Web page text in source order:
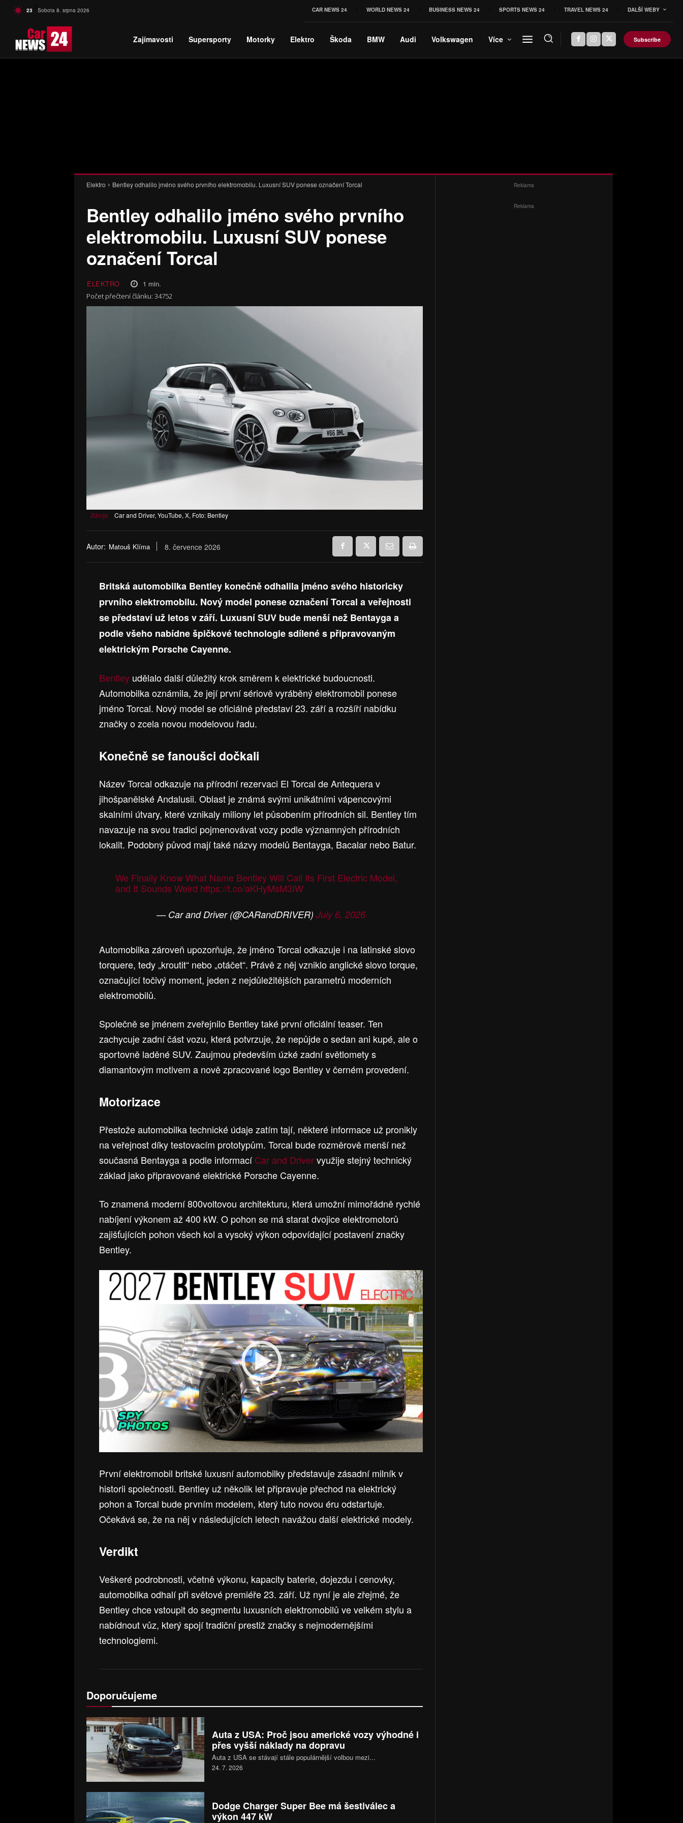
23 C Czech
Sobota 8. srpna 2026 CAR NEWS 24 WORLD NEWS 24 BUSINESS NEWS 24 SPORTS NEWS 24 TRAVEL NEWS 24 DALŠÍ WEBY
Zajímavosti Supersporty Motorky Elektro Škoda BMW Audi Volkswagen Více Subscribe
Elektro Bentley odhalilo jméno svého prvního elektromobilu. Luxusní SUV ponese označení Torcal
Bentley odhalilo jméno svého prvního
elektromobilu. Luxusní SUV ponese
označení Torcal
ELEKTRO 1 min.
Počet přečtení článku: 34752
Zdroje: Car and Driver, YouTube, X, Foto: Bentley
Autor: Matouš Klíma 8. července 2026
Britská automobilka Bentley konečně odhalila jméno svého historicky
prvního elektromobilu. Nový model ponese označení Torcal a veřejnosti
se představí už letos v září. Luxusní SUV bude menší než Bentayga a
podle všeho nabídne špičkové technologie sdílené s připravovaným
elektrickým Porsche Cayenne.
Bentley udělalo další důležitý krok směrem k elektrické budoucnosti.
Automobilka oznámila, že její první sériově vyráběný elektromobil ponese
jméno Torcal. Nový model se oficiálně představí 23. září a rozšíří nabídku
značky o zcela novou modelovou řadu.
Konečně se fanoušci dočkali
Název Torcal odkazuje na přírodní rezervaci El Torcal de Antequera v
jihošpanělské Andalusii. Oblast je známá svými unikátními vápencovými
skalními útvary, které vznikaly miliony let působením přírodních sil. Bentley tím
navazuje na svou tradici pojmenovávat vozy podle významných přírodních
lokalit. Podobný původ mají také názvy modelů Bentayga, Bacalar nebo Batur.
We Finally Know What Name Bentley Will Call Its First Electric Model,
and It Sounds Weird https://t.co/aKHyMsM3IW
— Car and Driver (@CARandDRIVER)July 6, 2026
Automobilka zároveň upozorňuje, že jméno Torcal odkazuje i na latinské slovo
torquere, tedy „kroutit“ nebo „otáčet“. Právě z něj vzniklo anglické slovo torque,
označující točivý moment, jeden z nejdůležitějších parametrů moderních
elektromobilů.
Společně se jménem zveřejnilo Bentley také první oficiální teaser. Ten
zachycuje zadní část vozu, která potvrzuje, že nepůjde o sedan ani kupé, ale o
sportovně laděné SUV. Zaujmou především úzké zadní světlomety s
diamantovým motivem a nově zpracované logo Bentley v černém provedení.
Motorizace
Přestože automobilka technické údaje zatím tají, některé informace už pronikly
na veřejnost díky testovacím prototypům. Torcal bude rozměrově menší než
současná Bentayga a podle informacíCar and Drivervyužije stejný technický
základ jako připravované elektrické Porsche Cayenne.
To znamená moderní 800voltovou architekturu, která umožní mimořádně rychlé
nabíjení výkonem až 400 kW. O pohon se má starat dvojice elektromotorů
zajišťujících pohon všech kol a vysoký výkon odpovídající postavení značky
Bentley.
První elektromobil britské luxusní automobilky představuje zásadní milník v
historii společnosti. Bentley už několik let připravuje přechod na elektrický
pohon a Torcal bude prvním modelem, který tuto novou éru odstartuje.
Očekává se, že na něj v následujících letech navážou další elektrické modely.
Verdikt
Veškeré podrobnosti, včetně výkonu, kapacity baterie, dojezdu i cenovky,
automobilka odhalí při světové premiéře 23. září. Už nyní je ale zřejmé, že
Bentley chce vstoupit do segmentu luxusních elektromobilů ve velkém stylu a
nabídnout vůz, který spojí tradiční prestiž značky s nejmodernějšími
technologiemi.
Doporučujeme
Auta z USA: Proč jsou americké vozy výhodné i
přes vyšší náklady na dopravu
Auta z USA se stávají stále populárnější volbou mezi...
24. 7. 2026
Dodge Charger Super Bee má šestiválec a
výkon 447 kW
Reklama
Reklama